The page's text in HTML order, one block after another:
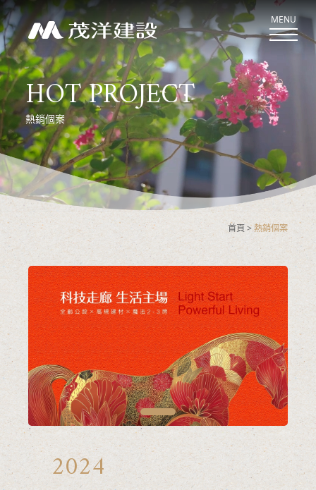
MENU
關於茂洋
ABOUT US
新案鑑賞
CASE
經典作品
CLASSIC
最新消息
NEWS
工程進度
WORK
客服中心
SERVICE
HOT PROJECT
熱銷個案
首頁 熱銷個案
1
2024